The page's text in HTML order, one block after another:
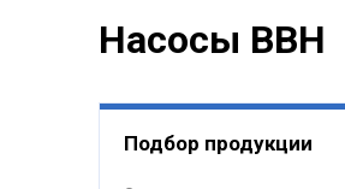
Насосы ВВН
Подбор продукции